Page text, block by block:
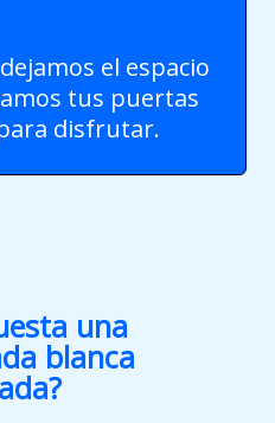
el espacio
tus puertas
disfrutar.
una
blanca